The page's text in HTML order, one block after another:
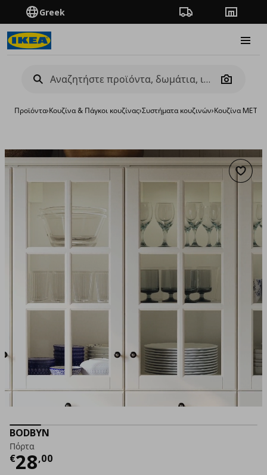
Greek Πορεία παραγγελίας
Camera
Προϊόντα›Κουζίνα & Πάγκοι κουζίνας›Συστήματα κουζινών›Κουζίνα
BODBYN
Πόρτα
€28,00
Τρέχουσα τιμή